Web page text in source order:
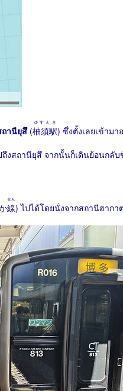
ถานียุสึ(柚須駅
ゆすえき
) ซึ่งตั้งเลยเข้ามา
งสถานียุสึ จากนั้นก็เดินย้อนกลั
線
せん
) ไปได้โดยนั่งจากสถานีฮาก